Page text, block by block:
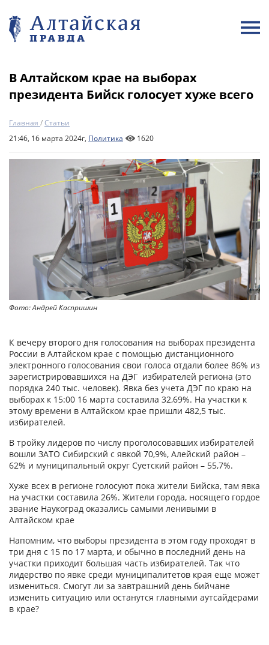
В Алтайском крае на выборах
президента Бийск голосует хуже всего
Главная /Статьи
21:46, 16 марта 2024г, Политика 1620
Фото: Андрей Каспришин
К вечеру второго дня голосования на выборах президента
России в Алтайском крае с помощью дистанционного
электронного голосования свои голоса отдали более 86% из
зарегистрировавшихся на ДЭГ избирателей региона (это
порядка 240 тыс. человек). Явка без учета ДЭГ по краю на
выборах к 15:00 16 марта составила 32,69%. На участки к
этому времени в Алтайском крае пришли 482,5 тыс.
избирателей.
В тройку лидеров по числу проголосовавших избирателей
вошли ЗАТО Сибирский с явкой 70,9%, Алейский район –
62% и муниципальный округ Суетский район – 55,7%.
Хуже всех в регионе голосуют пока жители Бийска, там явка
на участки составила 26%. Жители города, носящего гордое
звание Наукоград оказались самыми ленивыми в
Алтайском крае
Напомним, что выборы президента в этом году проходят в
три дня с 15 по 17 марта, и обычно в последний день на
участки приходит большая часть избирателей. Так что
лидерство по явке среди муниципалитетов края еще может
измениться. Смогут ли за завтрашний день бийчане
изменить ситуацию или останутся главными аутсайдерами
в крае?